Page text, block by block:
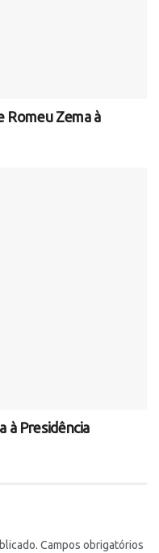
Romeu Zema à
à Presidência
Campos obrigatórios